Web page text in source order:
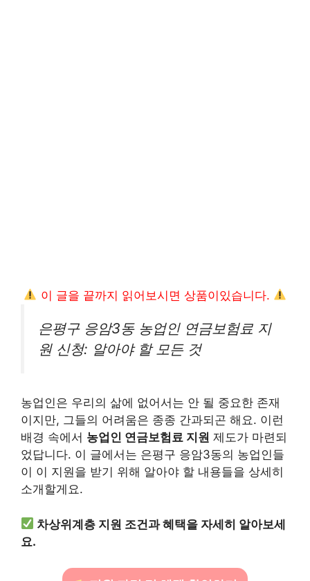
이 글을 끝까지 읽어보시면 상품이있습니다.
은평구 응암3동 농업인 연금보험료 지
원 신청: 알아야 할 모든 것
농업인은 우리의 삶에 없어서는 안 될 중요한 존재
이지만, 그들의 어려움은 종종 간과되곤 해요. 이런
배경 속에서 농업인 연금보험료 지원 제도가 마련되
었답니다. 이 글에서는 은평구 응암3동의 농업인들
이 이 지원을 받기 위해 알아야 할 내용들을 상세히
소개할게요.
차상위계층 지원 조건과 혜택을 자세히 알아보세
요.